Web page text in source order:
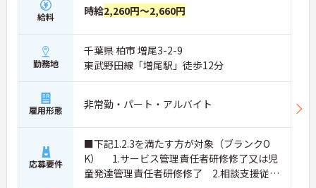
給料 時給2,260円～2,660円
勤務地
千葉県 柏市 増尾3-2-9
東武野田線「増尾駅」徒歩12分
雇用形態 非常勤・パート・アルバイト
応募要件
■下記1.2.3を満たす方が対象（ブランクO
K） 1.サービス管理責任者研修修了又は児
童発達管理責任者研修修了 2.相談支援従事